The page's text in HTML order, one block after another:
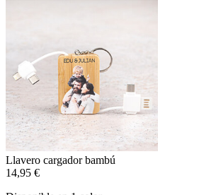
Llavero cargador bambú
14,95 €